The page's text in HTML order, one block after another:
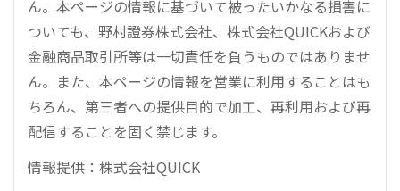
ん。本ページの情報に基づいて被ったいかなる損害に
ついても、野村證券株式会社、株式会社QUICKおよび
金融商品取引所等は一切責任を負うものではありませ
ん。また、本ページの情報を営業に利用することはも
ちろん、第三者への提供目的で加工、再利用および再
配信することを固く禁じます。
情報提供：株式会社QUICK